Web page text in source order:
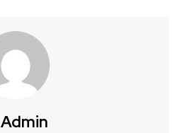
Admin